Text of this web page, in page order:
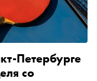
Петербурге
со